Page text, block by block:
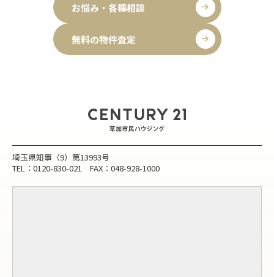
お悩み・各種相談
無料の物件査定
埼玉県知事（9）第13993号
TEL：0120-830-021 FAX：048-928-1000